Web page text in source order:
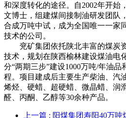
和深度转化的途径。自2002年开始
文博士，组建煤间接制油研发团队
合成万吨中试，成为全国唯一一家
技术的公司。
兖矿集团依托陕北丰富的煤炭
技术，规划在陕西榆林建设煤油电
分“两期三步”建设1000万吨/年油品
程。项目建成后主要生产柴油、汽
烯烃、硬蜡、超硬蜡、微晶蜡、润
醛、丙酮、乙醇等30余种产品。
上一篇 : 阳煤集团寿阳40万吨